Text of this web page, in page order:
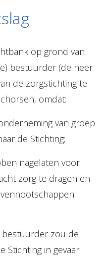
op grond van
bestuurder (de heer
de zorgstichting te
omdat:
van groep
de Stichting;
nagelaten voor
zorg te dragen en
bestuurder zou de
Stichting in gevaar